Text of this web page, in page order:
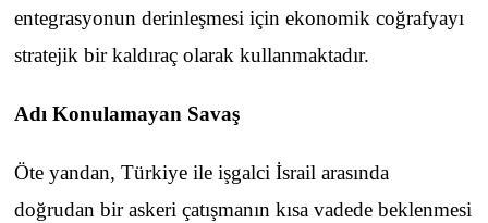
entegrasyonun derinleşmesi için ekonomik coğrafyayı
stratejik bir kaldıraç olarak kullanmaktadır.
Adı Konulamayan Savaş
Öte yandan, Türkiye ile işgalci İsrail arasında
doğrudan bir askeri çatışmanın kısa vadede beklenmesi